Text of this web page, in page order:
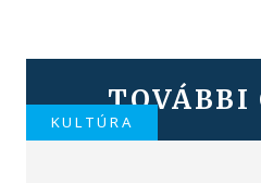
TOVÁBBI
KULTÚRA